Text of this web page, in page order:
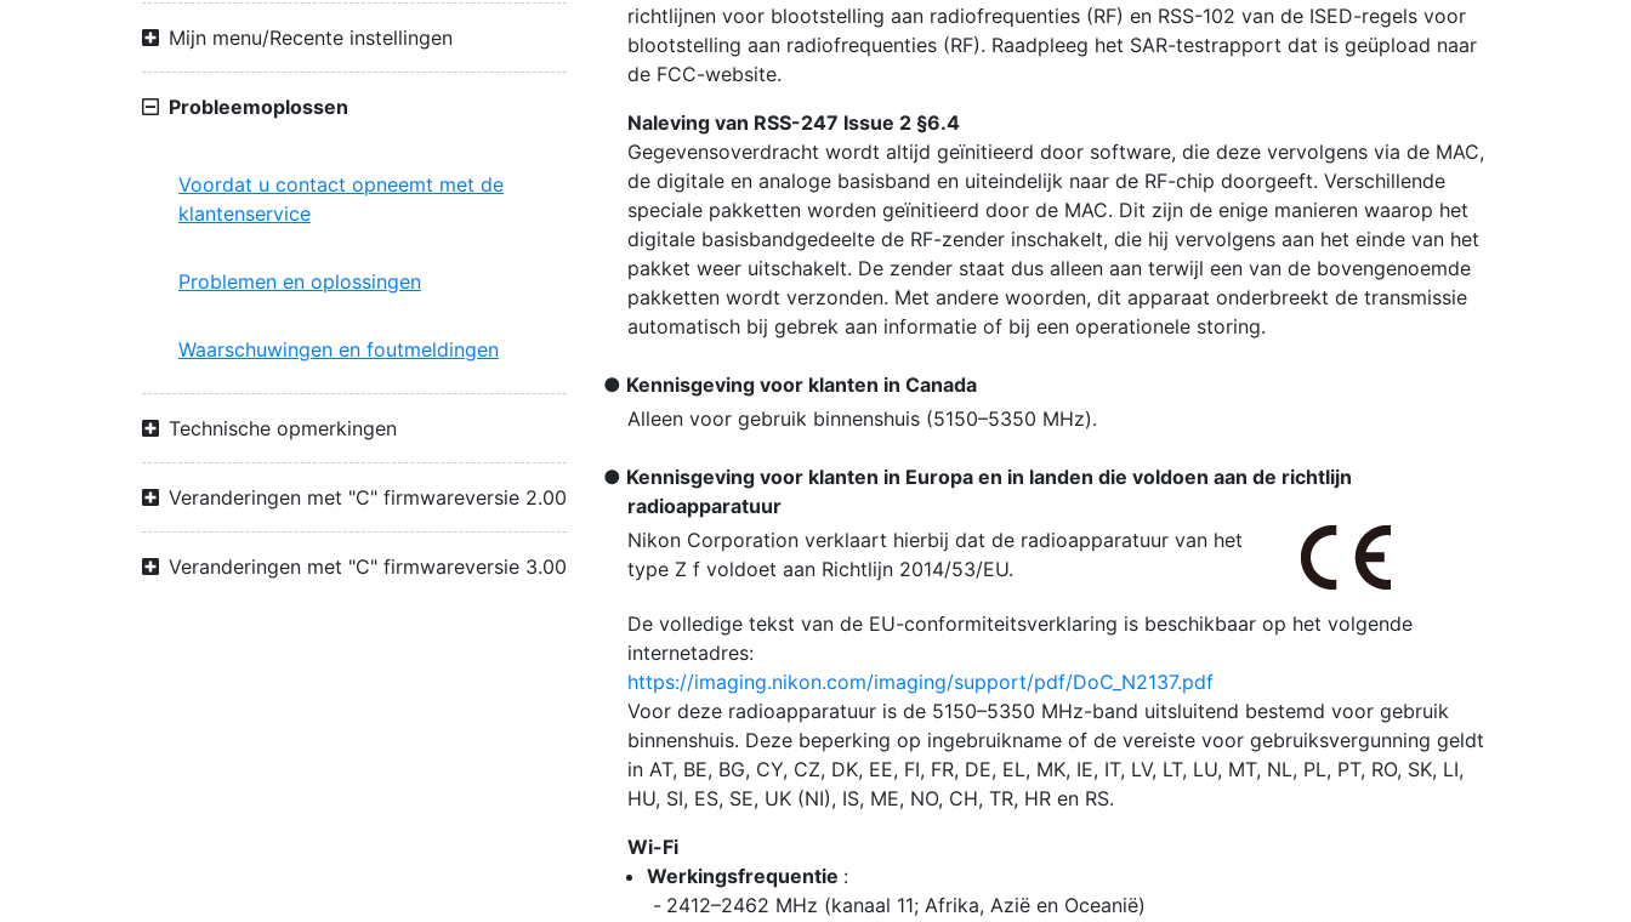
Mijn menu/Recente instellingen
Probleemoplossen
Voordat u contact opneemt met de
klantenservice
Problemen en oplossingen
Waarschuwingen en foutmeldingen
Technische opmerkingen
Veranderingen met "C" firmwareversie 2.00
Veranderingen met "C" firmwareversie 3.00
richtlijnen voor blootstelling aan radiofrequenties (RF) en RSS-102 van de ISED-regels voor
blootstelling aan radiofrequenties (RF). Raadpleeg het SAR-testrapport dat is geüpload naar
de FCC-website.
Naleving van RSS-247 Issue 2 §6.4
Gegevensoverdracht wordt altijd geïnitieerd door software, die deze vervolgens via de MAC,
de digitale en analoge basisband en uiteindelijk naar de RF-chip doorgeeft. Verschillende
speciale pakketten worden geïnitieerd door de MAC. Dit zijn de enige manieren waarop het
digitale basisbandgedeelte de RF-zender inschakelt, die hij vervolgens aan het einde van het
pakket weer uitschakelt. De zender staat dus alleen aan terwijl een van de bovengenoemde
pakketten wordt verzonden. Met andere woorden, dit apparaat onderbreekt de transmissie
automatisch bij gebrek aan informatie of bij een operationele storing.
Kennisgeving voor klanten in Canada
Alleen voor gebruik binnenshuis (5150–5350 MHz).
Kennisgeving voor klanten in Europa en in landen die voldoen aan de richtlijn
radioapparatuur
Nikon Corporation verklaart hierbij dat de radioapparatuur van het
type Z f voldoet aan Richtlijn 2014/53/EU.
De volledige tekst van de EU-conformiteitsverklaring is beschikbaar op het volgende
internetadres:
https://imaging.nikon.com/imaging/support/pdf/DoC_N2137.pdf
Voor deze radioapparatuur is de 5150–5350 MHz-band uitsluitend bestemd voor gebruik
binnenshuis. Deze beperking op ingebruikname of de vereiste voor gebruiksvergunning geldt
in AT, BE, BG, CY, CZ, DK, EE, FI, FR, DE, EL, MK, IE, IT, LV, LT, LU, MT, NL, PL, PT, RO, SK, LI,
HU, SI, ES, SE, UK (NI), IS, ME, NO, CH, TR, HR en RS.
Wi-Fi
Werkingsfrequentie :
2412–2462 MHz (kanaal 11; Afrika, Azië en Oceanië)